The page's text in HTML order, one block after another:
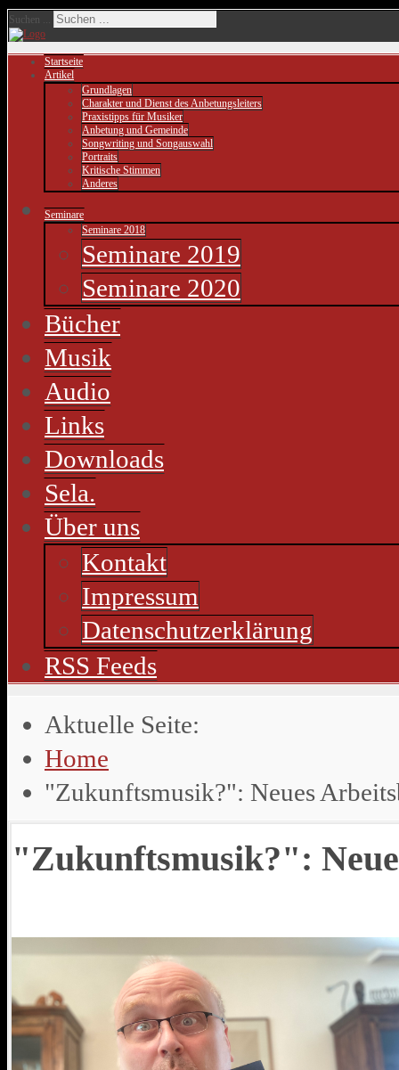
Suchen ...
Startseite
Artikel
Grundlagen
Charakter und Dienst des Anbetungsleiters
Praxistipps für Musiker
Anbetung und Gemeinde
Songwriting und Songauswahl
Portraits
Kritische Stimmen
Anderes
Seminare
Seminare 2018
Seminare 2019
Seminare 2020
Bücher
Musik
Audio
Links
Downloads
Sela.
Über uns
Kontakt
Impressum
Datenschutzerklärung
RSS Feeds
Aktuelle Seite:
Home
"Zukunftsmusik?": Neues
"Zukunftsmusik?":